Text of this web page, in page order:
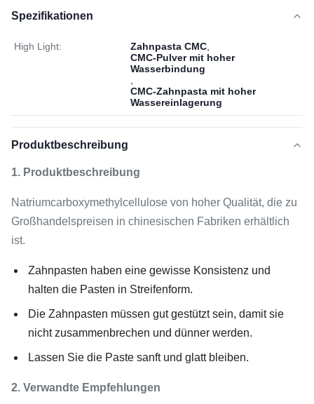
Spezifikationen
High Light: Zahnpasta CMC
CMC-Pulver mit hoher
Wasserbindung
CMC-Zahnpasta mit hoher
Wassereinlagerung
Produktbeschreibung
1. Produktbeschreibung
Natriumcarboxymethylcellulose von hoher Qualität, die zu
Großhandelspreisen in chinesischen Fabriken erhältlich
ist.
Zahnpasten haben eine gewisse Konsistenz und
halten die Pasten in Streifenform.
Die Zahnpasten müssen gut gestützt sein, damit sie
nicht zusammenbrechen und dünner werden.
Lassen Sie die Paste sanft und glatt bleiben.
2. Verwandte Empfehlungen